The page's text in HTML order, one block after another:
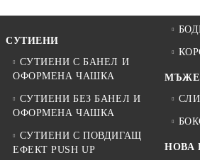
СУТИЕНИ
СУТИЕНИ С БАНЕЛ И
ОФОРМЕНА ЧАШКА
СУТИЕНИ БЕЗ БАНЕЛ И
ОФОРМЕНА ЧАШКА
СУТИЕНИ С ПОВДИГАЩ
ЕФЕКТ PUSH UP
МЪЖЕ
НОВА